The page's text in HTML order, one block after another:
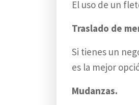
El uso de un
Traslado de
Si tienes un
es la mejor
Mudanzas.